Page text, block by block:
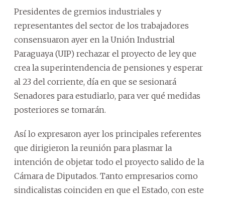
Presidentes de gremios industriales y
representantes del sector de los trabajadores
consensuaron ayer en la Unión Industrial
Paraguaya (UIP) rechazar el proyecto de ley que
crea la superintendencia de pensiones y esperar
al 23 del corriente, día en que se sesionará
Senadores para estudiarlo, para ver qué medidas
posteriores se tomarán.
Así lo expresaron ayer los principales referentes
que dirigieron la reunión para plasmar la
intención de objetar todo el proyecto salido de la
Cámara de Diputados. Tanto empresarios como
sindicalistas coinciden en que el Estado, con este